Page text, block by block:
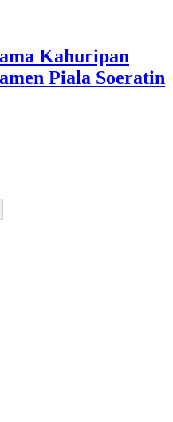
Kahuripan
Piala Soeratin